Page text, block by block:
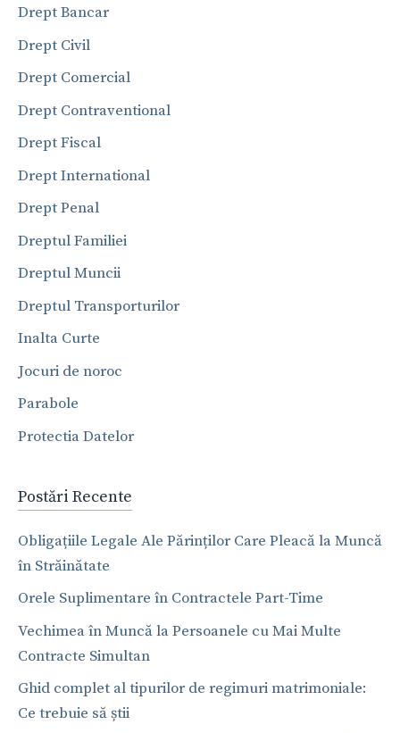
Drept Bancar
Drept Civil
Drept Comercial
Drept Contraventional
Drept Fiscal
Drept International
Drept Penal
Dreptul Familiei
Dreptul Muncii
Dreptul Transporturilor
Inalta Curte
Jocuri de noroc
Parabole
Protectia Datelor
Postări Recente
Obligațiile Legale Ale Părinților Care Pleacă la Muncă
în Străinătate
Orele Suplimentare în Contractele Part-Time
Vechimea în Muncă la Persoanele cu Mai Multe
Contracte Simultan
Ghid complet al tipurilor de regimuri matrimoniale:
Ce trebuie să știi